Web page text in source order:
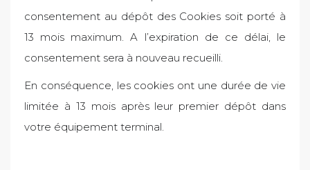
consentement au dépôt des Cookies soit porté à
13 mois maximum. A l’expiration de ce délai, le
consentement sera à nouveau recueilli.
En conséquence, les cookies ont une durée de vie
limitée à 13 mois après leur premier dépôt dans
votre équipement terminal.